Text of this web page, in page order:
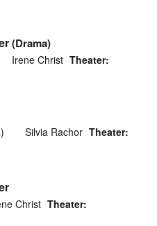
(Drama)
Irene Christ Theater:
Silvia Rachor Theater:
Christ Theater: